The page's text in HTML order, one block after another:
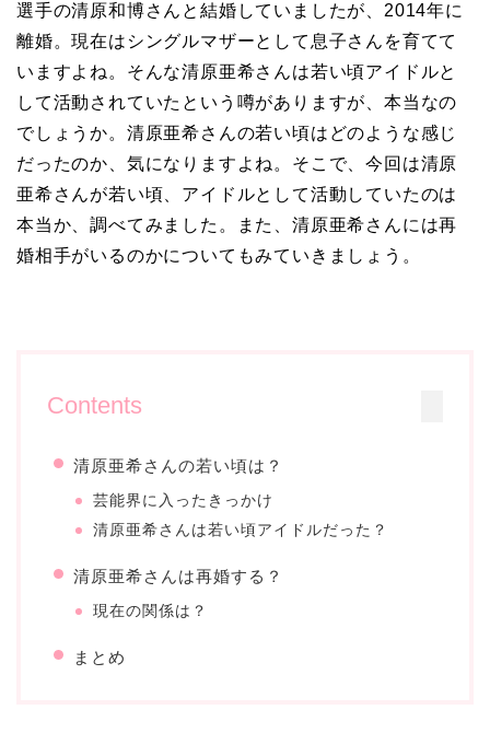
選手の清原和博さんと結婚していましたが、2014年に
離婚。現在はシングルマザーとして息子さんを育てて
いますよね。そんな清原亜希さんは若い頃アイドルと
して活動されていたという噂がありますが、本当なの
でしょうか。清原亜希さんの若い頃はどのような感じ
だったのか、気になりますよね。そこで、今回は清原
亜希さんが若い頃、アイドルとして活動していたのは
本当か、調べてみました。また、清原亜希さんには再
婚相手がいるのかについてもみていきましょう。
Contents
清原亜希さんの若い頃は？
芸能界に入ったきっかけ
清原亜希さんは若い頃アイドルだった？
清原亜希さんは再婚する？
現在の関係は？
まとめ